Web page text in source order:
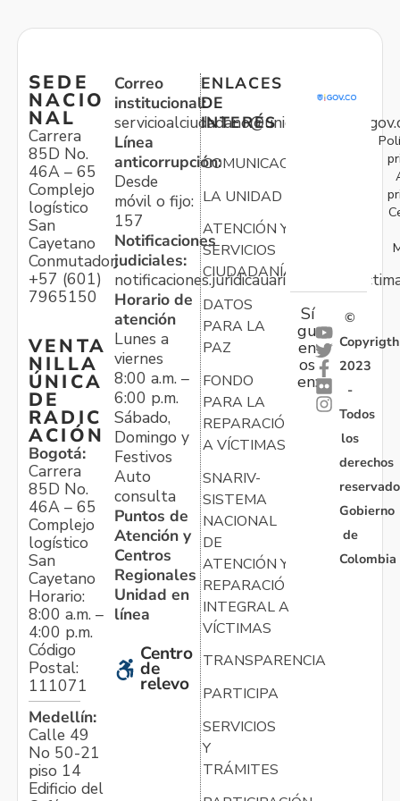
SEDE
NACIO
NAL
Carrera
85D No.
46A – 65
Complejo
logístico
San
Cayetano
Conmutador:
+57 (601)
7965150
VENTA
NILLA
ÚNICA
DE
RADIC
ACIÓN
Bogotá:
Carrera
85D No.
46A – 65
Complejo
logístico
San
Cayetano
Horario:
8:00 a.m. –
4:00 p.m.
Código
Postal:
111071
Medellín:
Calle 49
No 50-21
piso 14
Edificio del
Correo
institucional:
Línea
anticorrupción:
Desde
móvil o fijo:
157
Notificaciones
judiciales:
Horario de
atención
Lunes a
viernes
8:00 a.m. –
6:00 p.m.
Sábado,
Domingo y
Festivos
Auto
consulta
Puntos de
Atención y
Centros
Regionales
Unidad en
línea
Centro
de
relevo
ENLACES
DE
INTERÉS
COMUNICACIONES
LA UNIDAD
ATENCIÓN Y
SERVICIOS
CIUDADANÍA
DATOS
PARA LA
PAZ
FONDO
PARA LA
REPARACIÓN
A VÍCTIMAS
SNARIV-
SISTEMA
NACIONAL
DE
ATENCIÓN Y
REPARACIÓN
INTEGRAL A
VÍCTIMAS
TRANSPARENCIA
PARTICIPA
SERVICIOS
Y
TRÁMITES
Sí
gu
en
os
en:
©
Copyrigth
2023
-
Todos
los
derechos
Gobierno
de
Colombia